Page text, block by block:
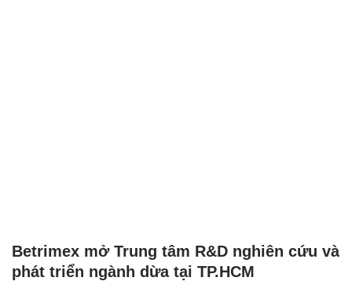
Betrimex mở Trung tâm R&D nghiên cứu và
phát triển ngành dừa tại TP.HCM